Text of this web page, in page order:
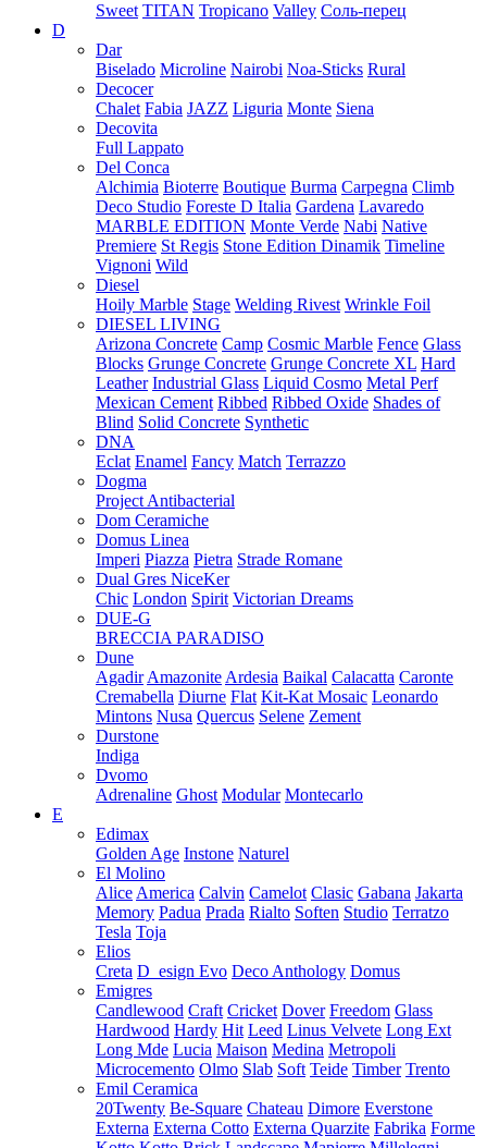
Sweet TITAN Tropicano Valley Соль-перец
D
Dar
Biselado Microline Nairobi Noa-Sticks Rural
Decocer
Chalet Fabia JAZZ Liguria Monte Siena
Decovita
Full Lappato
Del Conca
Alchimia Bioterre Boutique Burma Carpegna Climb
Deco Studio Foreste D Italia Gardena Lavaredo
MARBLE EDITION Monte Verde Nabi Native
Premiere St Regis Stone Edition Dinamik Timeline
Vignoni Wild
Diesel
Hoily Marble Stage Welding Rivest Wrinkle Foil
DIESEL LIVING
Arizona Concrete Camp Cosmic Marble Fence Glass
Blocks Grunge Concrete Grunge Concrete XL Hard
Leather Industrial Glass Liquid Cosmo Metal Perf
Mexican Cement Ribbed Ribbed Oxide Shades of
Blind Solid Concrete Synthetic
DNA
Eclat Enamel Fancy Match Terrazzo
Dogma
Project Antibacterial
Dom Ceramiche
Domus Linea
Imperi Piazza Pietra Strade Romane
Dual Gres NiceKer
Chic London Spirit Victorian Dreams
DUE-G
BRECCIA PARADISO
Dune
Agadir Amazonite Ardesia Baikal Calacatta Caronte
Cremabella Diurne Flat Kit-Kat Mosaic Leonardo
Mintons Nusa Quercus Selene Zement
Durstone
Indiga
Dvomo
Adrenaline Ghost Modular Montecarlo
E
Edimax
Golden Age Instone Naturel
El Molino
Alice America Calvin Camelot Clasic Gabana Jakarta
Memory Padua Prada Rialto Soften Studio Terratzo
Tesla Toja
Elios
Creta D_esign Evo Deco Anthology Domus
Emigres
Candlewood Craft Cricket Dover Freedom Glass
Hardwood Hardy Hit Leed Linus Velvete Long Ext
Long Mde Lucia Maison Medina Metropoli
Microcemento Olmo Slab Soft Teide Timber Trento
Emil Ceramica
20Twenty Be-Square Chateau Dimore Everstone
Externa Externa Cotto Externa Quarzite Fabrika Forme